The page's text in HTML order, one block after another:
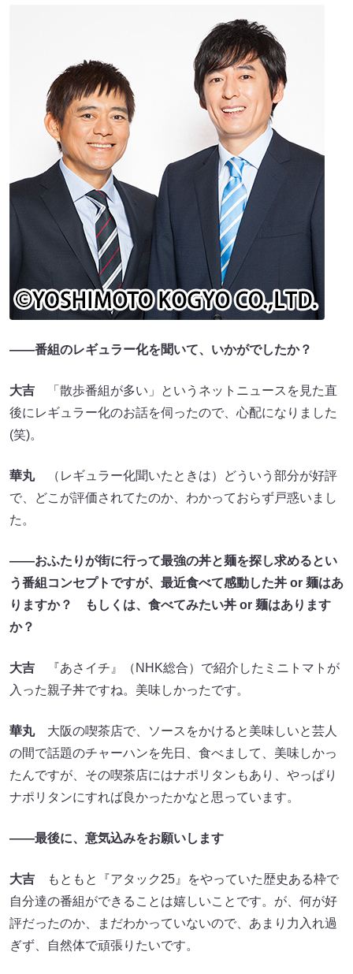
――番組のレギュラー化を聞いて、いかがでしたか？
大吉 「散歩番組が多い」というネットニュースを見た直
後にレギュラー化のお話を伺ったので、心配になりました
(笑)。
華丸（レギュラー化聞いたときは）どういう部分が好評
で、どこが評価されてたのか、わかっておらず戸惑いまし
た。
――おふたりが街に行って最強の丼と麺を探し求めるとい
う番組コンセプトですが、最近食べて感動した丼 or 麺はあ
りますか？ もしくは、食べてみたい丼 or 麺はあります
か？
大吉 『あさイチ』（NHK総合）で紹介したミニトマトが
入った親子丼ですね。美味しかったです。
華丸大阪の喫茶店で、ソースをかけると美味しいと芸人
の間で話題のチャーハンを先日、食べまして、美味しかっ
たんですが、その喫茶店にはナポリタンもあり、やっぱり
ナポリタンにすれば良かったかなと思っています。
――最後に、意気込みをお願いします
大吉 もともと『アタック25』をやっていた歴史ある枠で
自分達の番組ができることは嬉しいことです。が、何が好
評だったのか、まだわかっていないので、あまり力入れ過
ぎず、自然体で頑張りたいです。